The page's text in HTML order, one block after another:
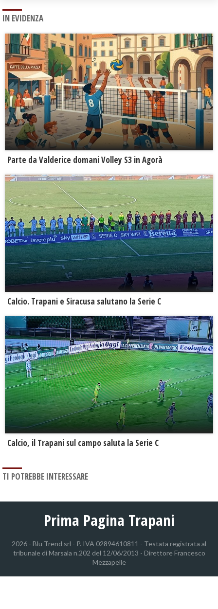
IN EVIDENZA
Parte da Valderice domani Volley S3 in Agorà
Calcio. Trapani e Siracusa salutano la Serie C
Calcio, il Trapani sul campo saluta la Serie C
TI POTREBBE INTERESSARE
Prima Pagina Trapani
2026 - Blu Trend srl - P. IVA 02894610811 - Testata registrata al
tribunale di Marsala n.202 del 12/06/2013 - Direttore Francesco
Mezzapelle